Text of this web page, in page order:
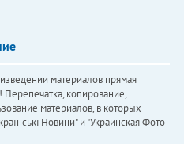
материалов прямая
Перепечатка, копирование,
материалов, в которых
Новини" и "Украинская Фото